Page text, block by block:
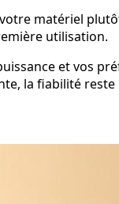
matériel
utilisation.
et vos
la fiabilité